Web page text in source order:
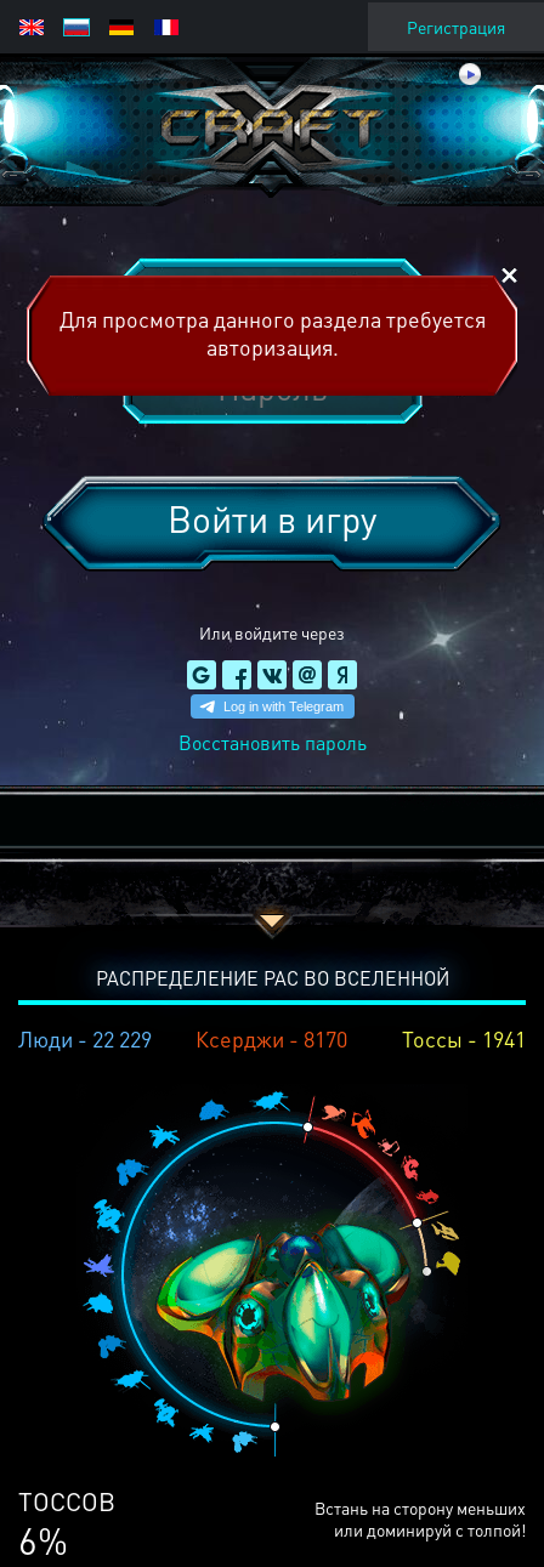
Регистрация
Или войдите через
Войти в игру
Восстановить пароль
Для просмотра данного раздела требуется
авторизация.
РАСПРЕДЕЛЕНИЕ РАС ВО ВСЕЛЕННОЙ
Люди - 22 229 Ксерджи - 8170 Тоссы - 1941
ЛЮДЕЙ
68%
Встань на сторону меньших
или доминируй с толпой!